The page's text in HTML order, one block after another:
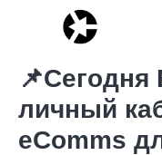
личный
eComms